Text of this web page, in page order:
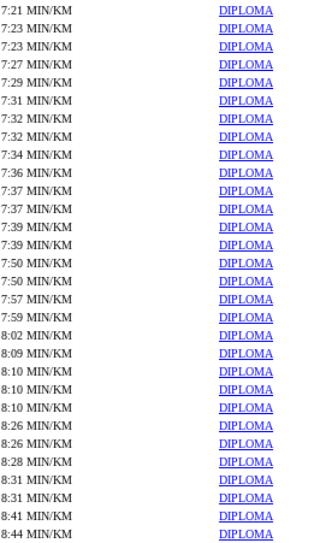
7:21 MIN/KM
DIPLOMA
7:23 MIN/KM
DIPLOMA
7:23 MIN/KM
DIPLOMA
7:27 MIN/KM
DIPLOMA
7:29 MIN/KM
DIPLOMA
7:31 MIN/KM
DIPLOMA
7:32 MIN/KM
DIPLOMA
7:32 MIN/KM
DIPLOMA
7:34 MIN/KM
DIPLOMA
7:36 MIN/KM
DIPLOMA
7:37 MIN/KM
DIPLOMA
7:37 MIN/KM
DIPLOMA
7:39 MIN/KM
DIPLOMA
7:39 MIN/KM
DIPLOMA
7:50 MIN/KM
DIPLOMA
7:50 MIN/KM
DIPLOMA
7:57 MIN/KM
DIPLOMA
7:59 MIN/KM
DIPLOMA
8:02 MIN/KM
DIPLOMA
8:09 MIN/KM
DIPLOMA
8:10 MIN/KM
DIPLOMA
8:10 MIN/KM
DIPLOMA
8:10 MIN/KM
DIPLOMA
8:26 MIN/KM
DIPLOMA
8:26 MIN/KM
DIPLOMA
8:28 MIN/KM
DIPLOMA
8:31 MIN/KM
DIPLOMA
8:31 MIN/KM
DIPLOMA
8:41 MIN/KM
DIPLOMA
8:44 MIN/KM DIPLOMA